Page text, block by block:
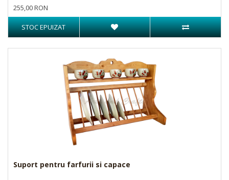
255,00 RON
STOC EPUIZAT
Suport pentru farfurii si capace